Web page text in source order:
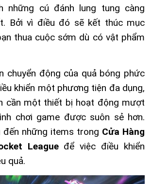
những cú đánh lung tung càng
Bởi vì điều đó sẽ kết thúc mục
thua cuộc sớm dù có vật phẩm
chuyển động của quả bóng phức
khiển một phương tiện đa dụng,
cần một thiết bị hoạt động mượt
chơi game được suôn sẻ hơn.
đến những items trong Cửa Hàng
League để việc điều khiển
quả.